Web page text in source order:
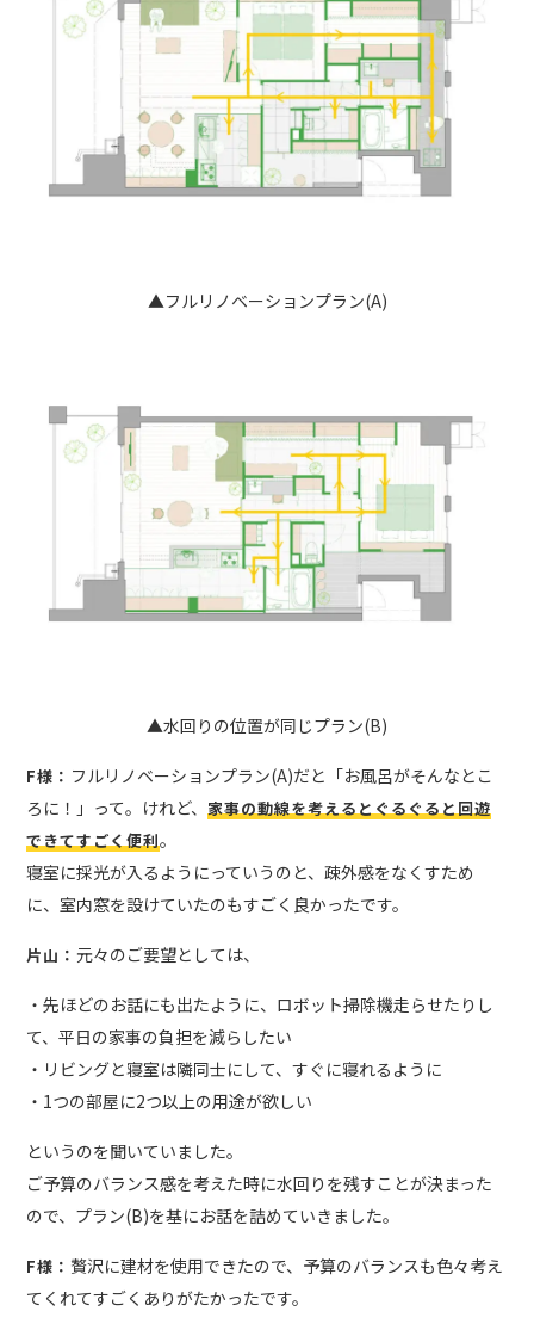
▲フルリノベーションプラン(A)
▲水回りの位置が同じプラン(B)
F様： フルリノベーションプラン(A)だと「お風呂がそんなとこ
ろに！」って。けれど、 家事の動線を考えるとぐるぐると回遊
できてすごく便利。
寝室に採光が入るようにっていうのと、疎外感をなくすため
に、室内窓を設けていたのもすごく良かったです。
片山：元々のご要望としては、
・先ほどのお話にも出たように、ロボット掃除機走らせたりし
て、平日の家事の負担を減らしたい
・リビングと寝室は隣同士にして、すぐに寝れるように
・1つの部屋に2つ以上の用途が欲しい
というのを聞いていました。
ご予算のバランス感を考えた時に水回りを残すことが決まった
ので、プラン(B)を基にお話を詰めていきました。
F様： 贅沢に建材を使用できたので、予算のバランスも色々考え
てくれてすごくありがたかったです。